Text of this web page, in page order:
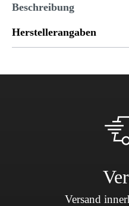
Beschreibung
Herstellerangaben
Versand